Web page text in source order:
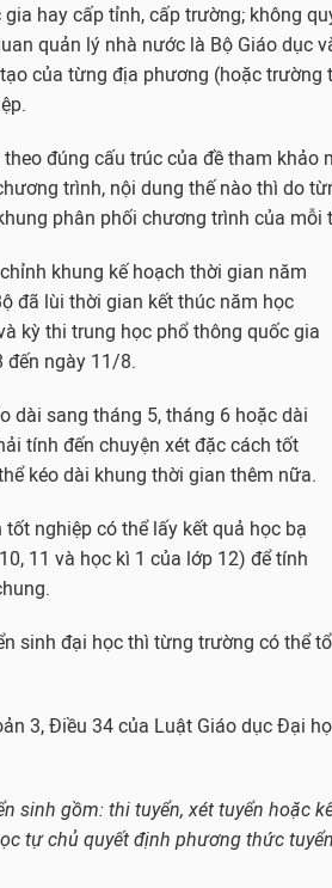
hay cấp tỉnh, cấp trường; không
quản lý nhà nước là Bộ Giáo dục
của từng địa phương (hoặc
đúng cấu trúc của đề tham khảo
trình, nội dung thế nào thì do
phân phối chương trình của mỗi
khung kế hoạch thời gian năm
đã lùi thời gian kết thúc năm học
kỳ thi trung học phổ thông quốc gia
đến ngày 11/8.
dài sang tháng 5, tháng 6 hoặc dài
tính đến chuyện xét đặc cách tốt
kéo dài khung thời gian thêm nữa.
tốt nghiệp có thể lấy kết quả học bạ
11 và học kì 1 của lớp 12) để tính
sinh đại học thì từng trường có thể
3, Điều 34 của Luật Giáo dục Đại
sinh gồm: thi tuyển, xét tuyển hoặc
tự chủ quyết định phương thức